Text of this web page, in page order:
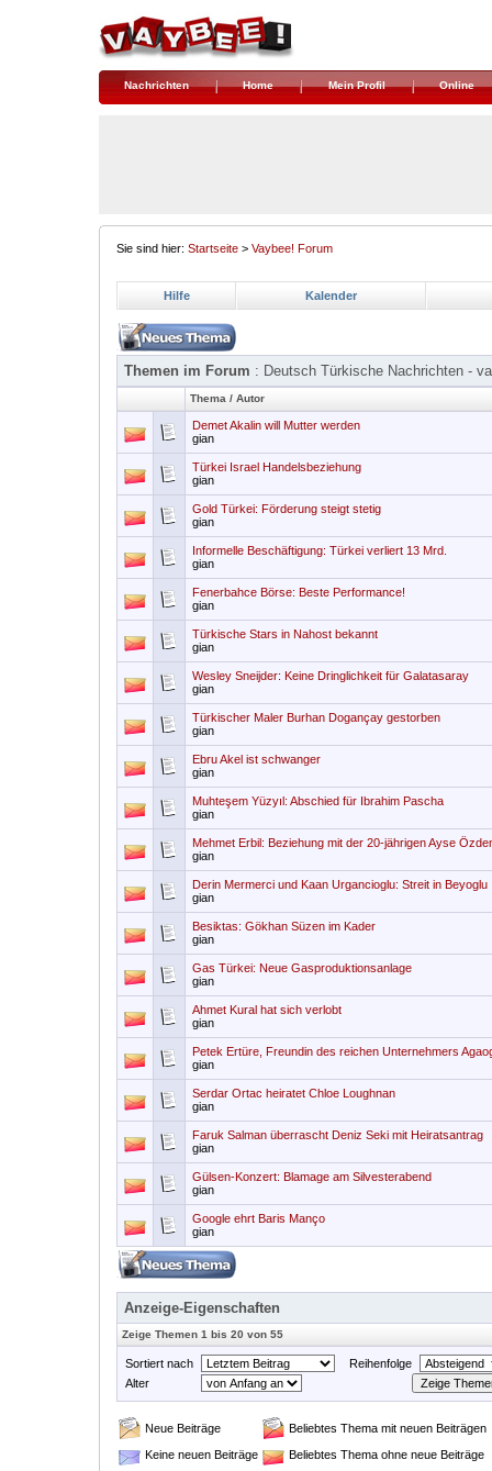
Nachrichten Home Mein Profil Online
Sie sind hier: Startseite > Vaybee! Forum
Hilfe Kalender
Themen im Forum : Deutsch Türkische Nachrichten -
Thema / Autor
Demet Akalin will Mutter werden
gian
Türkei Israel Handelsbeziehung
gian
Gold Türkei: Förderung steigt stetig
gian
Informelle Beschäftigung: Türkei verliert 13 Mrd.
gian
Fenerbahce Börse: Beste Performance!
gian
Türkische Stars in Nahost bekannt
gian
Wesley Sneijder: Keine Dringlichkeit für Galatasaray
gian
Türkischer Maler Burhan Dogançay gestorben
gian
Ebru Akel ist schwanger
gian
Muhteşem Yüzyıl: Abschied für Ibrahim Pascha
gian
Mehmet Erbil: Beziehung mit der 20-jährigen Ayse
gian
Derin Mermerci und Kaan Urgancioglu: Streit in Beyoglu
gian
Besiktas: Gökhan Süzen im Kader
gian
Gas Türkei: Neue Gasproduktionsanlage
gian
Ahmet Kural hat sich verlobt
gian
Petek Ertüre, Freundin des reichen Unternehmers
gian
Serdar Ortac heiratet Chloe Loughnan
gian
Faruk Salman überrascht Deniz Seki mit Heiratsantrag
gian
Gülsen-Konzert: Blamage am Silvesterabend
gian
Google ehrt Baris Manço
gian
Anzeige-Eigenschaften
Zeige Themen 1 bis 20 von 55
Sortiert nach
Reihenfolge
Alter
Neue Beiträge
Beliebtes Thema mit neuen Beiträgen
Keine neuen Beiträge
Beliebtes Thema ohne neue Beiträge